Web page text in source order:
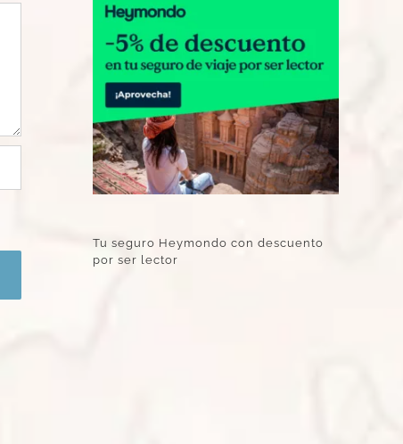
Tu seguro Heymondo con descuento
por ser lector